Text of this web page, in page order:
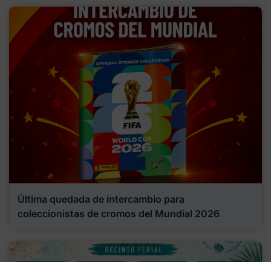
Última quedada de intercambio para
coleccionistas de cromos del Mundial 2026